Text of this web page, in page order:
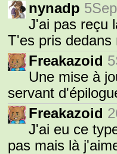
nynadp 5Sep
J'ai pas reçu
T'es pris
Freakazoid
Une mise à
servant
Freakazoid
J'ai eu ce
pas mais là